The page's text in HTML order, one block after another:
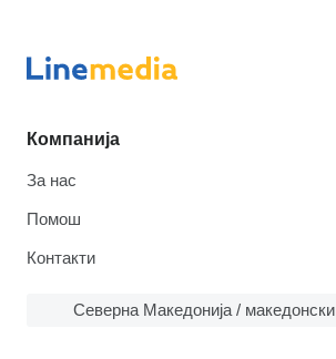
Компанија
За нас
Помош
Контакти
Северна Македонија / македонски